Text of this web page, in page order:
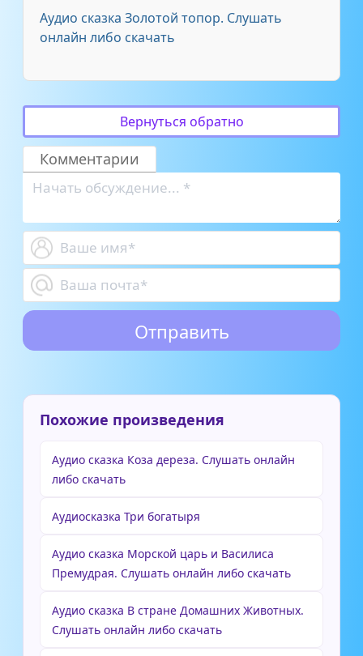
Аудио сказка Золотой топор. Слушать
онлайн либо скачать
Вернуться обратно
Комментарии
Похожие произведения
Аудио сказка Коза дереза. Слушать онлайн
либо скачать
Аудиосказка Три богатыря
Аудио сказка Морской царь и Василиса
Премудрая. Слушать онлайн либо скачать
Аудио сказка В стране Домашних Животных.
Слушать онлайн либо скачать